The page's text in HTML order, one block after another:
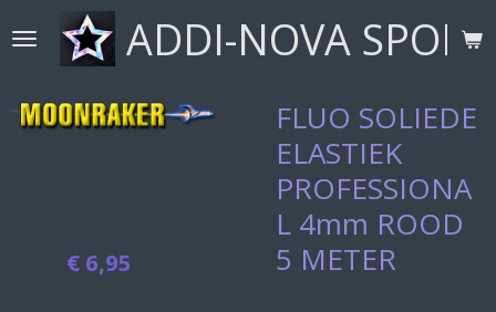
direct
de
hoofdinhoud
ADDI-NOVA
FLUO SOLIEDE
ELASTIEK
PROFESSIONA
L 4mm ROOD
5 METER
€ 6,95